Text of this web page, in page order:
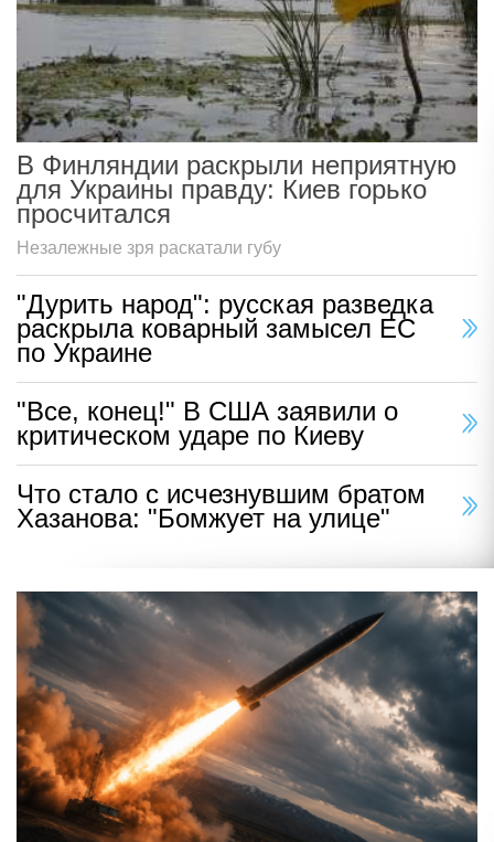
В Финляндии раскрыли неприятную
для Украины правду: Киев горько
просчитался
Незалежные зря раскатали губу
"Дурить народ": русская разведка
раскрыла коварный замысел ЕС
по Украине
"Все, конец!" В США заявили о
критическом ударе по Киеву
Что стало с исчезнувшим братом
Хазанова: "Бомжует на улице"